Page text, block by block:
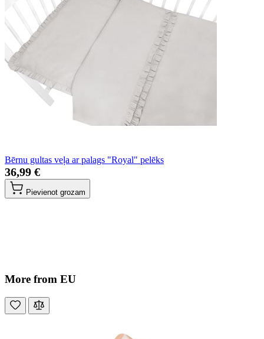
Bērnu gultas veļa ar palags "Royal" pelēks
36,99 €
Pievienot grozam
More from EU